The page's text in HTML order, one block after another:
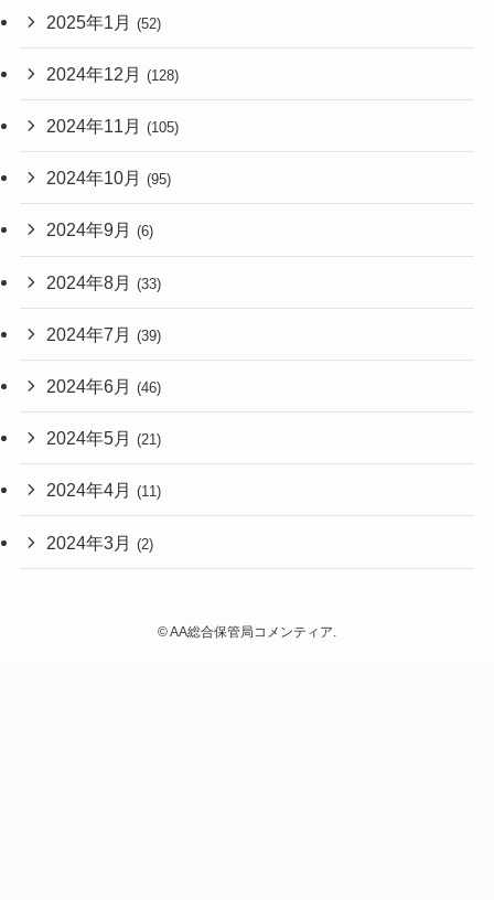
2025年1月 (52)
2024年12月 (128)
2024年11月 (105)
2024年10月 (95)
2024年9月 (6)
2024年8月 (33)
2024年7月 (39)
2024年6月 (46)
2024年5月 (21)
2024年4月 (11)
2024年3月 (2)
©AA総合保管局コメンティア.